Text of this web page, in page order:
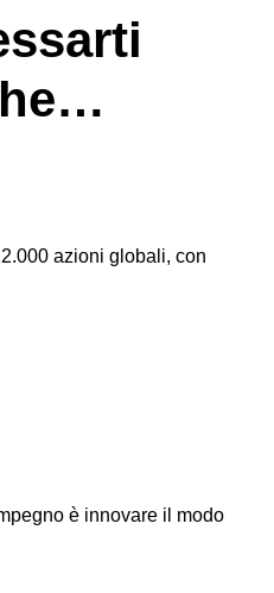
azioni globali, con
è innovare il modo